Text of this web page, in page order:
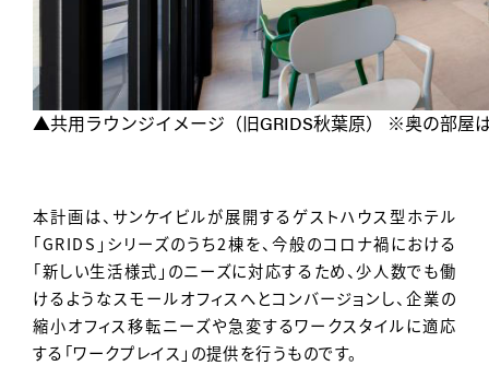
▲共用ラウンジイメージ（旧GRIDS秋葉原） ※奥の部屋
本計画は、サンケイビルが展開するゲストハウス型ホテル
「GRIDS」シリーズのうち2棟を、今般のコロナ禍における
「新しい生活様式」のニーズに対応するため、少人数でも働
けるようなスモールオフィスへとコンバージョンし、企業の
縮小オフィス移転ニーズや急変するワークスタイルに適応
する「ワークプレイス」の提供を行うものです。